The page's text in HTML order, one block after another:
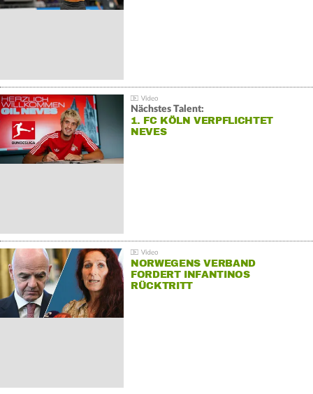
Nächstes Talent:
1. FC KÖLN VERPFLICHTET
NEVES
NORWEGENS VERBAND
FORDERT INFANTINOS
RÜCKTRITT